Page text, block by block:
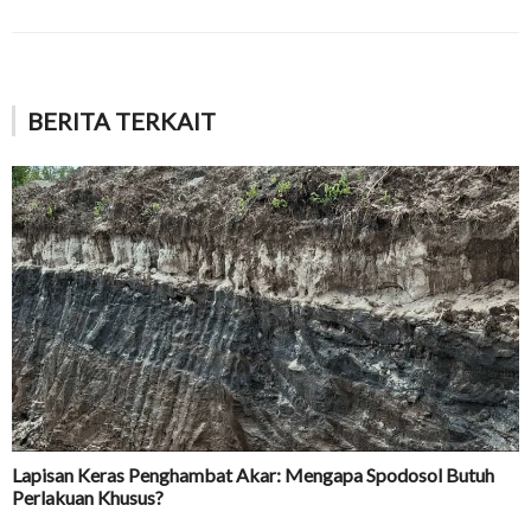
BERITA TERKAIT
Lapisan Keras Penghambat Akar: Mengapa Spodosol Butuh
Perlakuan Khusus?